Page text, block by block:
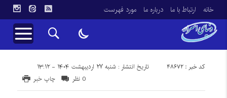
خانه ارتباط با ما درباره ما مورد فهرست
تاریخ انتشار : شنبه ۲۷ اردیبهشت ۱۴۰۴ - ۱۳:۱۲ کد خبر : 48672
چاپ خبر 0 نظر